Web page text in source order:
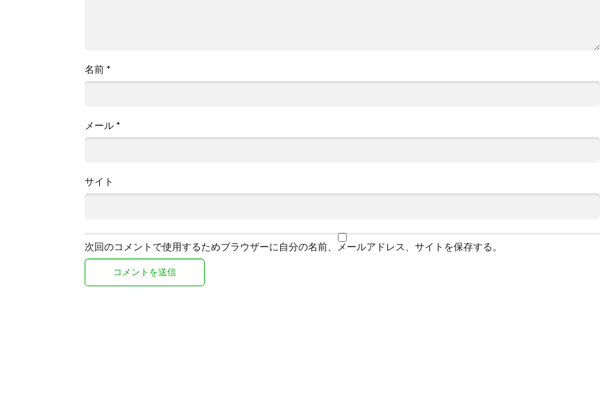
名前 *
メール *
サイト
次回のコメントで使用するためブラウザーに自分の名前、メールアドレス、サイトを保存する。